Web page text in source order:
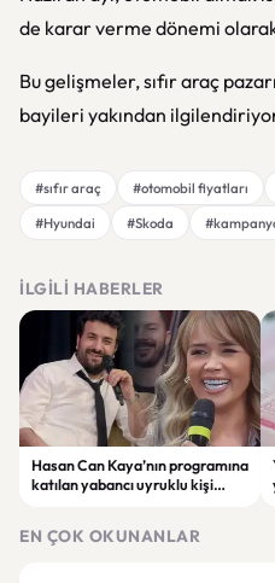
de karar verme dönemi olarak
Bu gelişmeler, sıfır araç
bayileri yakından
#sıfır araç #otomobil fiyatları
#Hyundai
#Skoda
İLGILI HABERLER
Hasan Can Kaya’nın programına
katılan yabancı uyruklu kişi
EN ÇOK OKUNANLAR